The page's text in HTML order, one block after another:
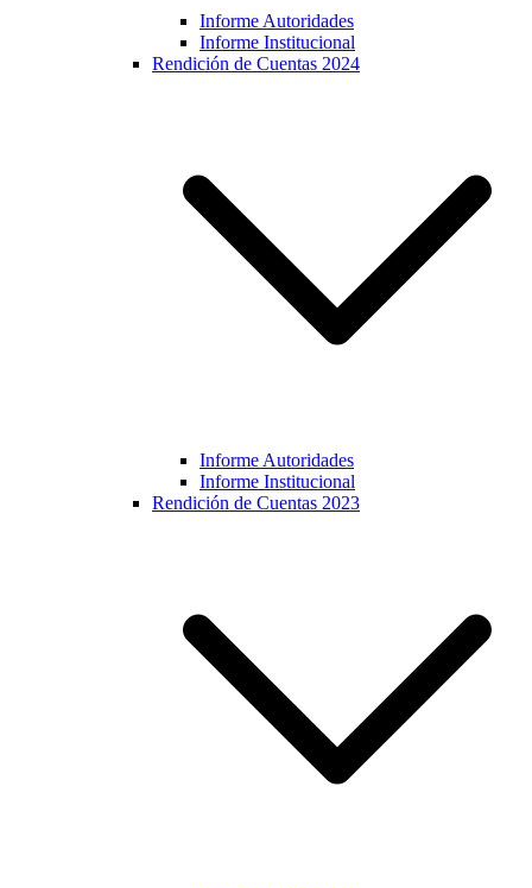
Informe Autoridades
Informe Institucional
Rendición de Cuentas 2024
Informe Autoridades
Informe Institucional
Rendición de Cuentas 2023